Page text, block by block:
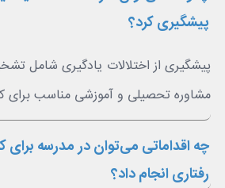
پیشگیری کرد؟
پیشگیری از اختلالات یادگیری شامل
مشاوره تحصیلی و آموزشی مناسب
چه اقداماتی می‌توان در مدرسه برای
رفتاری انجام داد؟